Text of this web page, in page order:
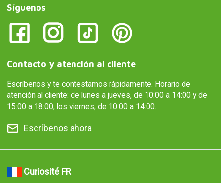
Síguenos
Contacto y atención al cliente
Escríbenos y te contestamos rápidamente. Horario de
atención al cliente: de lunes a jueves, de 10:00 a 14:00 y de
15:00 a 18:00; los viernes, de 10:00 a 14:00.
Escríbenos ahora
Curiosité FR